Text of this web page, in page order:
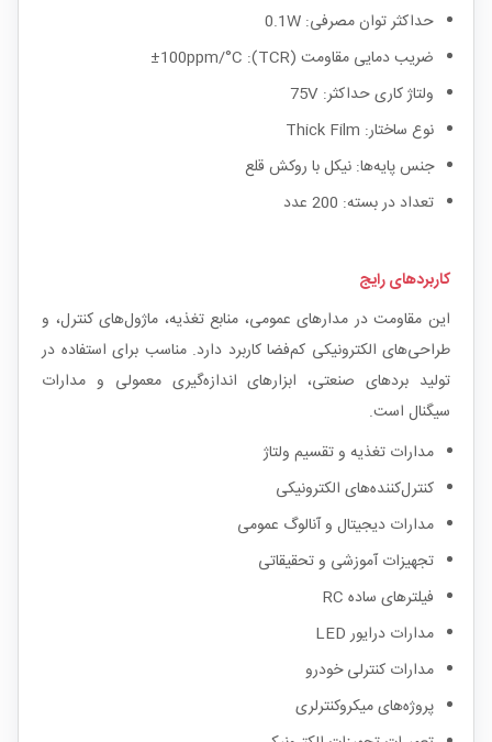
حداکثر توان مصرفی: 0.1W
ضریب دمایی مقاومت (TCR): ±100ppm/°C
ولتاژ کاری حداکثر: 75V
نوع ساختار: Thick Film
جنس پایه‌ها: نیکل با روکش قلع
تعداد در بسته: 200 عدد
کاربردهای رایج
این مقاومت در مدارهای عمومی، منابع تغذیه، ماژول‌های کنترل، و
طراحی‌های الکترونیکی کم‌فضا کاربرد دارد. مناسب برای استفاده در
تولید بردهای صنعتی، ابزارهای اندازه‌گیری معمولی و مدارات
سیگنال است.
مدارات تغذیه و تقسیم ولتاژ
کنترل‌کننده‌های الکترونیکی
مدارات دیجیتال و آنالوگ عمومی
تجهیزات آموزشی و تحقیقاتی
فیلترهای ساده RC
مدارات درایور LED
مدارات کنترلی خودرو
پروژه‌های میکروکنترلری